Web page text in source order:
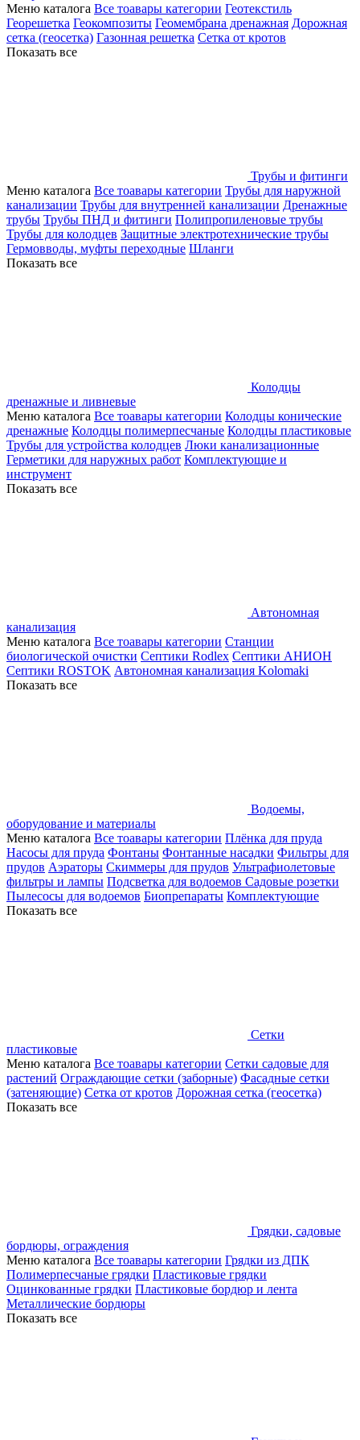
Меню каталога Все тоавары категории Геотекстиль
Георешетка Геокомпозиты Геомембрана дренажная Дорожная
сетка (геосетка) Газонная решетка Сетка от кротов
Показать все
Трубы и фитинги
Меню каталога Все тоавары категории Трубы для наружной
канализации Трубы для внутренней канализации Дренажные
трубы Трубы ПНД и фитинги Полипропиленовые трубы
Трубы для колодцев Защитные электротехнические трубы
Гермовводы, муфты переходные Шланги
Показать все
Колодцы
дренажные и ливневые
Меню каталога Все тоавары категории Колодцы конические
дренажные Колодцы полимерпесчаные Колодцы пластиковые
Трубы для устройства колодцев Люки канализационные
Герметики для наружных работ Комплектующие и
инструмент
Показать все
Автономная
канализация
Меню каталога Все тоавары категории Станции
биологической очистки Септики Rodlex Септики АНИОН
Септики ROSTOK Автономная канализация Kolomaki
Показать все
Водоемы,
оборудование и материалы
Меню каталога Все тоавары категории Плёнка для пруда
Насосы для пруда Фонтаны Фонтанные насадки Фильтры для
прудов Аэраторы Скиммеры для прудов Ультрафиолетовые
фильтры и лампы Подсветка для водоемов Садовые розетки
Пылесосы для водоемов Биопрепараты Комплектующие
Показать все
Сетки
пластиковые
Меню каталога Все тоавары категории Сетки садовые для
растений Ограждающие сетки (заборные) Фасадные сетки
(затеняющие) Сетка от кротов Дорожная сетка (геосетка)
Показать все
Грядки, садовые
бордюры, ограждения
Меню каталога Все тоавары категории Грядки из ДПК
Полимерпесчаные грядки Пластиковые грядки
Оцинкованные грядки Пластиковые бордюр и лента
Металлические бордюры
Показать все